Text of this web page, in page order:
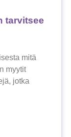
tarvitsee
mitä
myytit
jotka